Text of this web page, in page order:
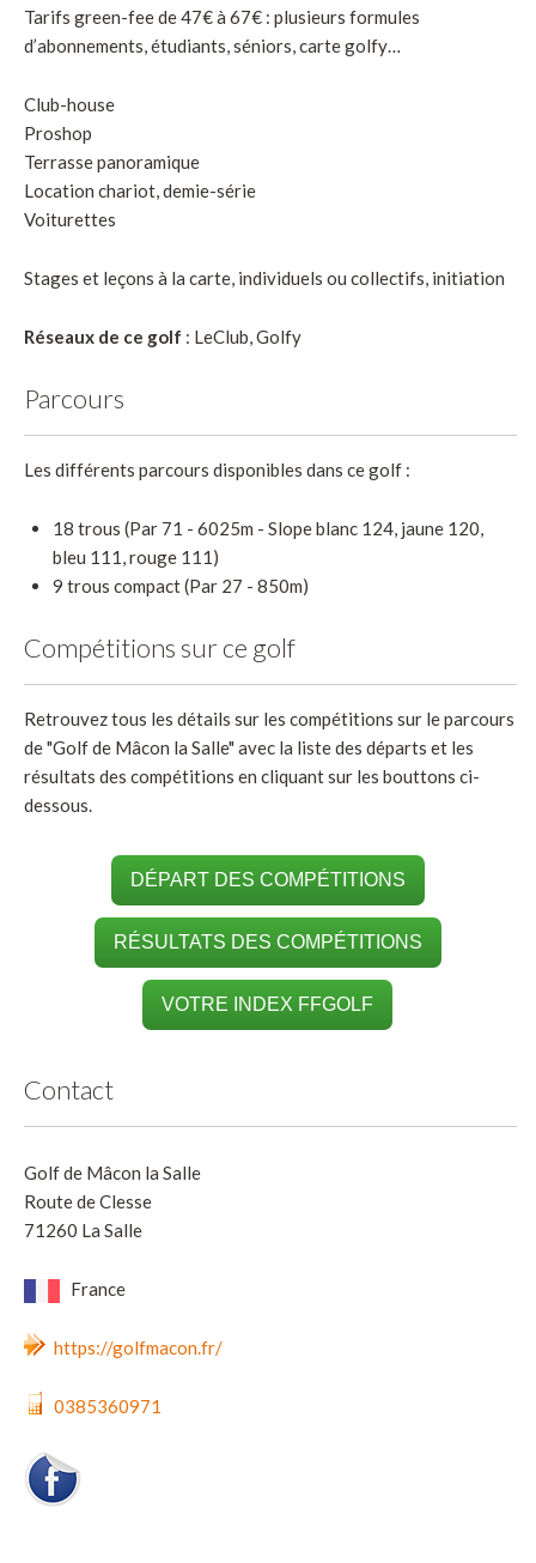
Tarifs green-fee de 47€ à 67€ : plusieurs formules
d’abonnements, étudiants, séniors, carte golfy…
Club-house
Proshop
Terrasse panoramique
Location chariot, demie-série
Voiturettes
Stages et leçons à la carte, individuels ou collectifs, initiation
Réseaux de ce golf : LeClub, Golfy
Parcours
Les différents parcours disponibles dans ce golf :
18 trous (Par 71 - 6025m - Slope blanc 124, jaune 120,
bleu 111, rouge 111)
9 trous compact (Par 27 - 850m)
Compétitions sur ce golf
Retrouvez tous les détails sur les compétitions sur le parcours
de "Golf de Mâcon la Salle" avec la liste des départs et les
résultats des compétitions en cliquant sur les bouttons ci-
dessous.
DÉPART DES COMPÉTITIONS
RÉSULTATS DES COMPÉTITIONS
VOTRE INDEX FFGOLF
Contact
Golf de Mâcon la Salle
Route de Clesse
71260 La Salle
France
https://golfmacon.fr/
0385360971